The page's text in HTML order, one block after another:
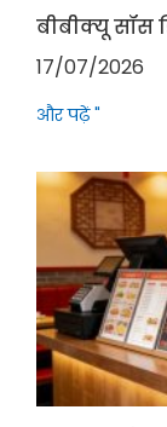
बीबीक्यू सॉस
17/07/2026
और पढ़ें "